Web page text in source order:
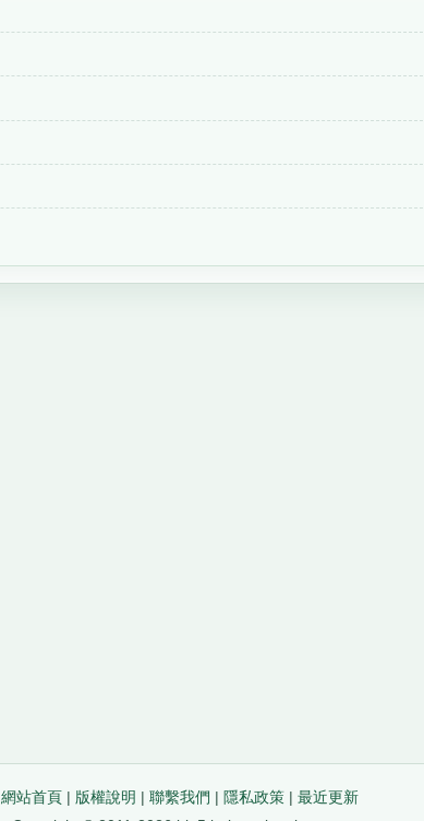
網站首頁 | 版權說明 | 聯繫我們 | 隱私政策 | 最近更新